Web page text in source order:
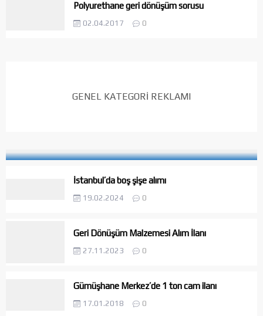
Polyurethane geri dönüşüm sorusu
02.04.2017 0
GENEL KATEGORİ REKLAMI
İstanbul’da boş şişe alımı
19.02.2024 0
Geri Dönüşüm Malzemesi Alım İlanı
27.11.2023 0
Gümüşhane Merkez’de 1 ton cam ilanı
17.01.2018 0